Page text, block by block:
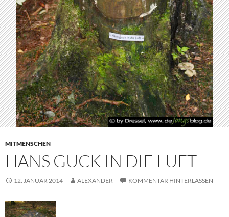
MITMENSCHEN
HANS GUCK IN DIE LUFT
12. JANUAR 2014 ALEXANDER KOMMENTAR HINTERLASSEN